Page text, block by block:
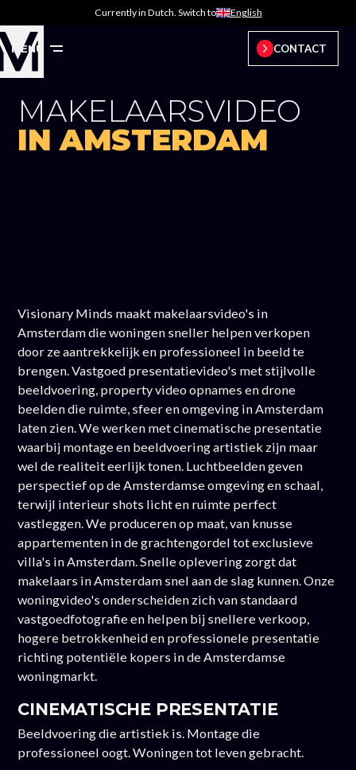
Currently in Dutch. Switch to English
MENU CONTACT
MAKELAARSVIDEO
IN AMSTERDAM
Visionary Minds maakt makelaarsvideo's in
Amsterdam die woningen sneller helpen verkopen
door ze aantrekkelijk en professioneel in beeld te
brengen. Vastgoed presentatievideo's met stijlvolle
beeldvoering, property video opnames en drone
beelden die ruimte, sfeer en omgeving in Amsterdam
laten zien. We werken met cinematische presentatie
waarbij montage en beeldvoering artistiek zijn maar
wel de realiteit eerlijk tonen. Luchtbeelden geven
perspectief op de Amsterdamse omgeving en schaal,
terwijl interieur shots licht en ruimte perfect
vastleggen. We produceren op maat, van knusse
appartementen in de grachtengordel tot exclusieve
villa's in Amsterdam. Snelle oplevering zorgt dat
makelaars in Amsterdam snel aan de slag kunnen. Onze
woningvideo's onderscheiden zich van standaard
vastgoedfotografie en helpen bij snellere verkoop,
hogere betrokkenheid en professionele presentatie
richting potentiële kopers in de Amsterdamse
woningmarkt.
CINEMATISCHE PRESENTATIE
Beeldvoering die artistiek is. Montage die
professioneel oogt. Woningen tot leven gebracht.